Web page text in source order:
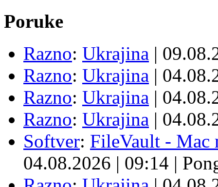
Poruke
Razno: Ukrajina |
Razno: Ukrajina |
Razno: Ukrajina |
Razno: Ukrajina |
Softver: FileVault - Mac
04.08.2026 | 09:14 |